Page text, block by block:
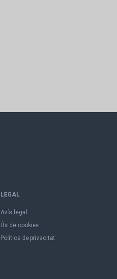
LEGAL
Avís legal
Ús de cookies
Política de privacitat